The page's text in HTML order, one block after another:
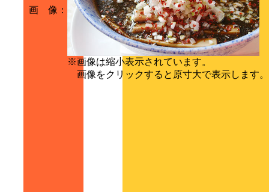
画 像 ：
※画像は縮小表示されています。
画像をクリックすると原寸大で表示します。